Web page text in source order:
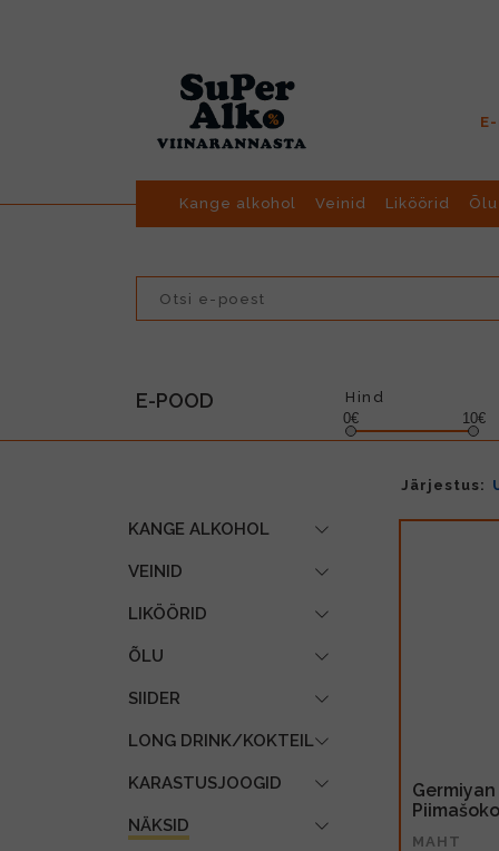
Kange alkohol Veinid Liköörid Õlu
E-POOD
Hind
0€
10€
KANGE ALKOHOL
VEINID
LIKÖÖRID
ÕLU
SIIDER
LONG DRINK/KOKTEIL
KARASTUSJOOGID
NÄKSID
Järjestus:
MAHT